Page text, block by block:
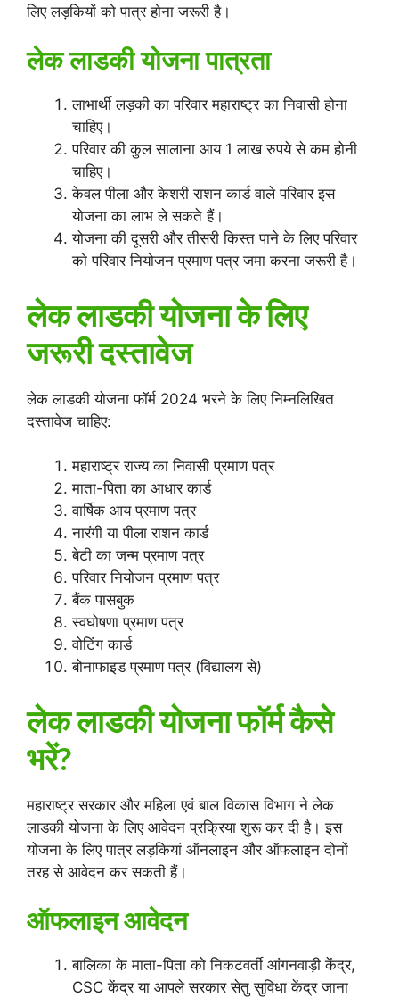
लिए लड़कियों को पात्र होना जरूरी है।
लेक लाडकी योजना पात्रता
लाभार्थी लड़की का परिवार महाराष्ट्र का निवासी होना
चाहिए।
परिवार की कुल सालाना आय 1 लाख रुपये से कम होनी
चाहिए।
केवल पीला और केशरी राशन कार्ड वाले परिवार इस
योजना का लाभ ले सकते हैं।
योजना की दूसरी और तीसरी किस्त पाने के लिए परिवार
को परिवार नियोजन प्रमाण पत्र जमा करना जरूरी है।
लेक लाडकी योजना के लिए
जरूरी दस्तावेज
लेक लाडकी योजना फॉर्म 2024 भरने के लिए निम्नलिखित
दस्तावेज चाहिए:
महाराष्ट्र राज्य का निवासी प्रमाण पत्र
माता-पिता का आधार कार्ड
वार्षिक आय प्रमाण पत्र
नारंगी या पीला राशन कार्ड
बेटी का जन्म प्रमाण पत्र
परिवार नियोजन प्रमाण पत्र
बैंक पासबुक
स्वघोषणा प्रमाण पत्र
वोटिंग कार्ड
बोनाफाइड प्रमाण पत्र (विद्यालय से)
लेक लाडकी योजना फॉर्म कैसे
भरें?
महाराष्ट्र सरकार और महिला एवं बाल विकास विभाग ने लेक
लाडकी योजना के लिए आवेदन प्रक्रिया शुरू कर दी है। इस
योजना के लिए पात्र लड़कियां ऑनलाइन और ऑफलाइन दोनों
तरह से आवेदन कर सकती हैं।
ऑफलाइन आवेदन
बालिका के माता-पिता को निकटवर्ती आंगनवाड़ी केंद्र,
CSC केंद्र या आपले सरकार सेतु सुविधा केंद्र जाना